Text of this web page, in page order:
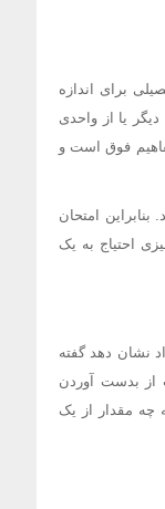
برای اندازه
یا از واحدی
فوق است و
امتحان
احتیاج به یک
نشان دهد گفته
از بدست آوردن
چه مقدار از یک